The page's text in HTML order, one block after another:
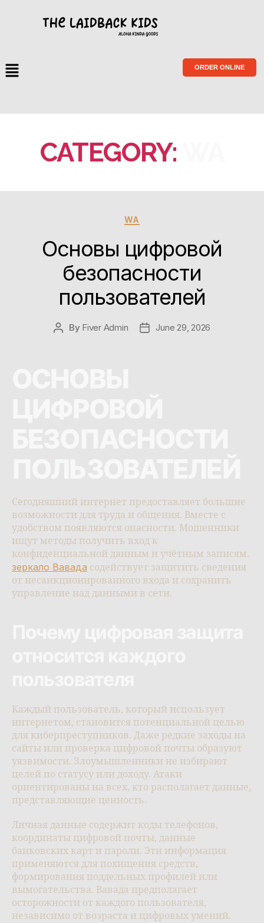
ORDER ONLINE
CATEGORY:
WA
Основы цифровой
безопасности
пользователей
By Fiver Admin June 29, 2026
Сегодняшний интернет предоставляет большие
возможности для труда и общения. Вместе с
удобством появляются опасности. Мошенники
ищут методы получить вход к
конфиденциальной данным и учётным записям.
зеркало Вавада содействует защитить сведения
от несанкционированного входа и сохранить
управление над данными в сети.
Каждый пользователь, который использует
интернетом, становится потенциальной целью
для киберпреступников. Даже редкие заходы на
сайты или проверка цифровой почты образуют
уязвимости. Злоумышленники не избирают
целей по статусу или доходу. Атаки
ориентированы на всех, кто располагает данные,
представляющие ценность.
Личная данные содержит коды телефонов,
координаты цифровой почты, данные
банковских карт и пароли. Эти информация
применяются для похищения средств,
формирования поддельных профилей или
вымогательства. Вавада предполагает
осторожности от каждого пользователя,
независимо от возраста и цифровых умений.